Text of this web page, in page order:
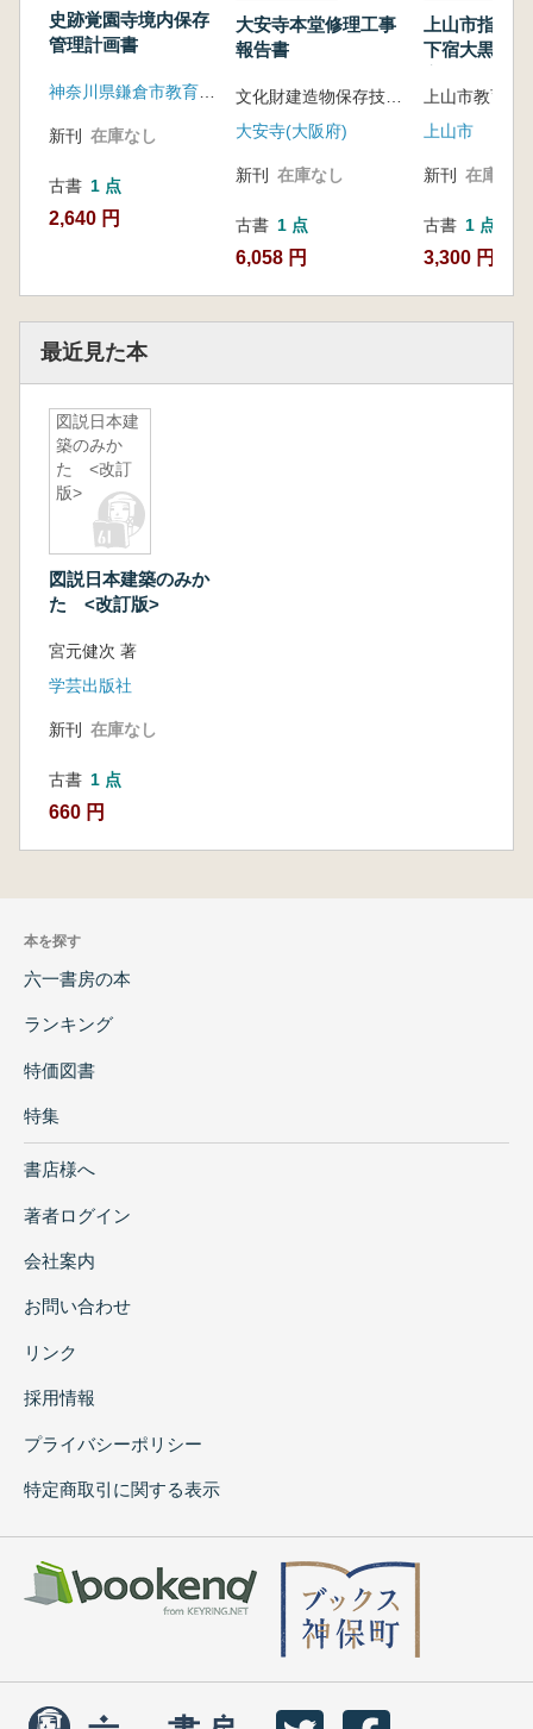
史跡覚園寺境内保存
管理計画書
神奈川県鎌倉市教育委員会
新刊 在庫なし
古書 1 点
2,640 円
大安寺本堂修理工事
報告書
大安寺(大阪府)
新刊 在庫なし
古書 1 点
6,058 円
上山市指定
下宿大黒屋 (
復工事報告書
上山市教育委
上山市
新刊 在庫なし
古書 1 点
3,300 円
最近見た本
図説日本建
築のみか
た <改訂
版>
図説日本建築のみか
た <改訂版>
宮元健次 著
学芸出版社
新刊 在庫なし
古書 1 点
660 円
本を探す
六一書房の本
ランキング
特価図書
特集
書店様へ
著者ログイン
会社案内
お問い合わせ
リンク
採用情報
プライバシーポリシー
特定商取引に関する表示